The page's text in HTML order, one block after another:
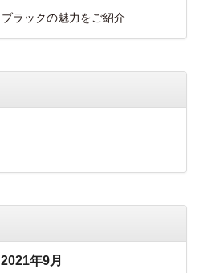
ラックの魅力をご紹介
2021年9月